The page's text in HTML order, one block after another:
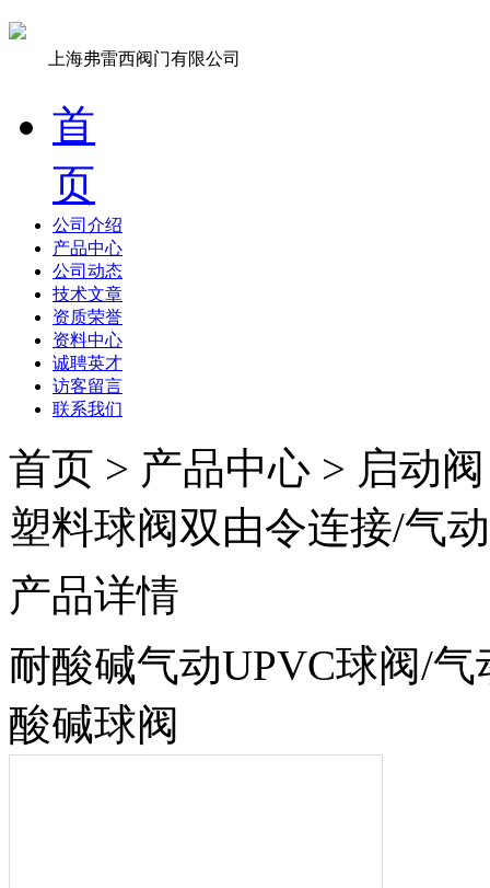
上海弗雷西阀门有限公司
首
页
公司介绍
产品中心
公司动态
技术文章
资质荣誉
资料中心
诚聘英才
访客留言
联系我们
首页 > 产品中心 > 启动
塑料球阀双由令连接/气
产品详情
耐酸碱气动UPVC球阀/
酸碱球阀